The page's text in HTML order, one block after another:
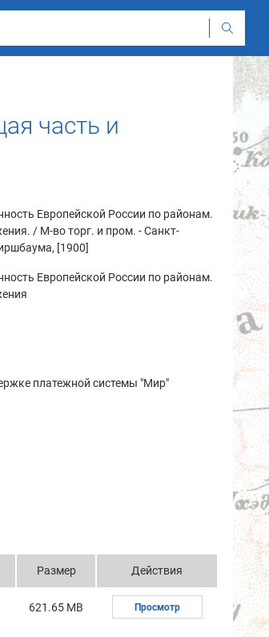
часть и
Европейской России по районам.
/ М-во торг. и пром. - Санкт-
[1900]
Европейской России по районам.
платежной системы "Мир"
Размер Действия
621.65 MB Просмотр